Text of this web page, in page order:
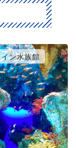
ン水族館